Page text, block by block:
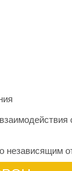
независящим